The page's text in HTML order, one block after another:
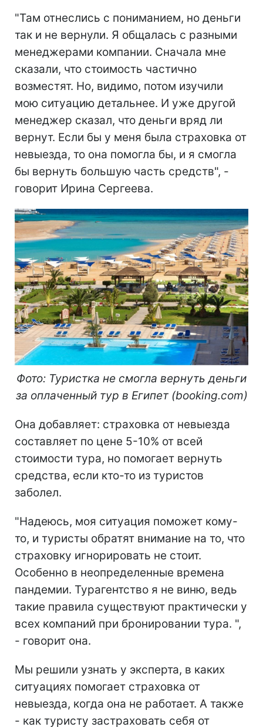
"Там отнеслись с пониманием, но деньги
так и не вернули. Я общалась с разными
менеджерами компании. Сначала мне
сказали, что стоимость частично
возместят. Но, видимо, потом изучили
мою ситуацию детальнее. И уже другой
менеджер сказал, что деньги вряд ли
вернут. Если бы у меня была страховка от
невыезда, то она помогла бы, и я смогла
бы вернуть большую часть средств", -
говорит Ирина Сергеева.
Фото: Туристка не смогла вернуть деньги
за оплаченный тур в Египет (booking.com)
Она добавляет: страховка от невыезда
составляет по цене 5-10% от всей
стоимости тура, но помогает вернуть
средства, если кто-то из туристов
заболел.
"Надеюсь, моя ситуация поможет кому-
то, и туристы обратят внимание на то, что
страховку игнорировать не стоит.
Особенно в неопределенные времена
пандемии. Турагентство я не виню, ведь
такие правила существуют практически у
всех компаний при бронировании тура. ",
- говорит она.
Мы решили узнать у эксперта, в каких
ситуациях помогает страховка от
невыезда, когда она не работает. А также
- как туристу застраховать себя от